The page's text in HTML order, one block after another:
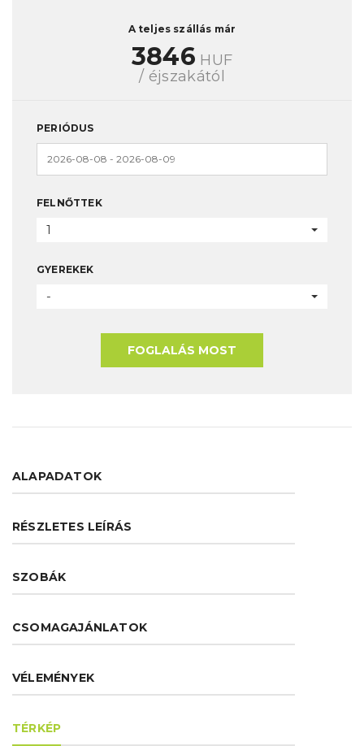
A teljes szállás már
3846 HUF
/ éjszakától
PERIÓDUS
FELNŐTTEK
1
GYEREKEK
-
FOGLALÁS MOST
ALAPADATOK
RÉSZLETES LEÍRÁS
SZOBÁK
CSOMAGAJÁNLATOK
VÉLEMÉNYEK
TÉRKÉP